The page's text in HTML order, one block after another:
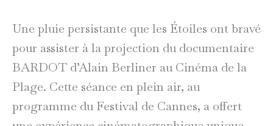
Une pluie persistante que les Étoiles ont bravé
pour assister à la projection du documentaire
BARDOT d’Alain Berliner au Cinéma de la
Plage. Cette séance en plein air, au
programme du Festival de Cannes, a offert